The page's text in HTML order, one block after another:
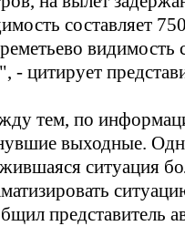
составляет
видимость
- цитирует
тем, по
выходные.
ситуация
представитель